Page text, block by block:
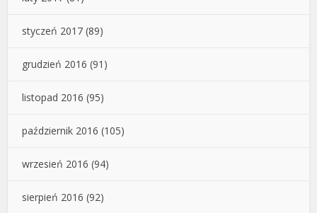
styczeń 2017 (89)
grudzień 2016 (91)
listopad 2016 (95)
październik 2016 (105)
wrzesień 2016 (94)
sierpień 2016 (92)